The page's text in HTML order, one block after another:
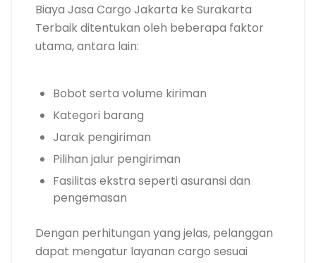
Biaya Jasa Cargo Jakarta ke Surakarta
Terbaik ditentukan oleh beberapa faktor
utama, antara lain:
Bobot serta volume kiriman
Kategori barang
Jarak pengiriman
Pilihan jalur pengiriman
Fasilitas ekstra seperti asuransi dan
pengemasan
Dengan perhitungan yang jelas, pelanggan
dapat mengatur layanan cargo sesuai